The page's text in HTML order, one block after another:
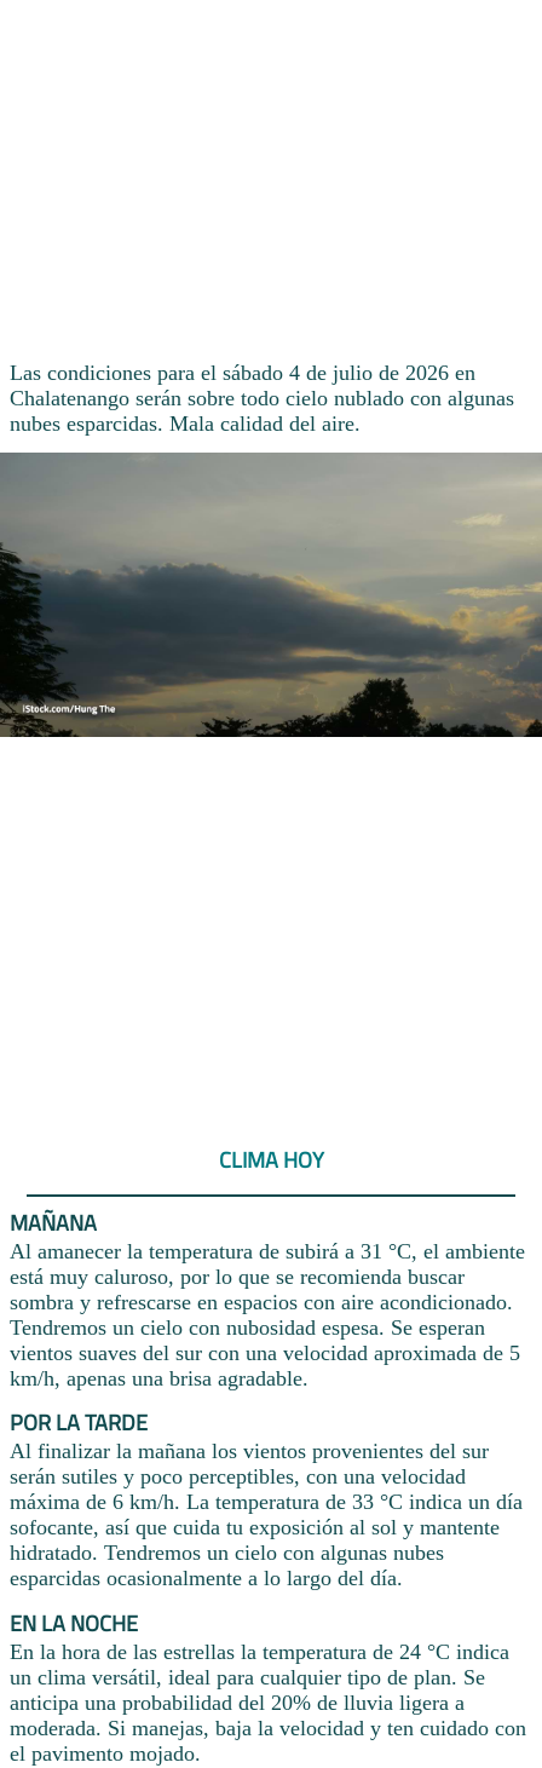
Las condiciones para el sábado 4 de julio de 2026 en
Chalatenango serán sobre todo cielo nublado con algunas
nubes esparcidas. Mala calidad del aire.
CLIMA HOY
MAÑANA
Al amanecer la temperatura de subirá a 31 °C, el ambiente
está muy caluroso, por lo que se recomienda buscar
sombra y refrescarse en espacios con aire acondicionado.
Tendremos un cielo con nubosidad espesa. Se esperan
vientos suaves del sur con una velocidad aproximada de 5
km/h, apenas una brisa agradable.
POR LA TARDE
Al finalizar la mañana los vientos provenientes del sur
serán sutiles y poco perceptibles, con una velocidad
máxima de 6 km/h. La temperatura de 33 °C indica un día
sofocante, así que cuida tu exposición al sol y mantente
hidratado. Tendremos un cielo con algunas nubes
esparcidas ocasionalmente a lo largo del día.
EN LA NOCHE
En la hora de las estrellas la temperatura de 24 °C indica
un clima versátil, ideal para cualquier tipo de plan. Se
anticipa una probabilidad del 20% de lluvia ligera a
moderada. Si manejas, baja la velocidad y ten cuidado con
el pavimento mojado.